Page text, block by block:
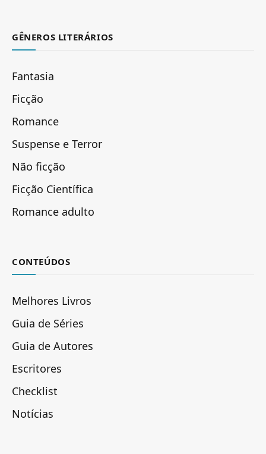
GÊNEROS LITERÁRIOS
Fantasia
Ficção
Romance
Suspense e Terror
Não ficção
Ficção Científica
Romance adulto
CONTEÚDOS
Melhores Livros
Guia de Séries
Guia de Autores
Escritores
Checklist
Notícias